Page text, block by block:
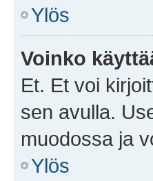
Ylös
Voinko
Et. Et voi
sen avulla.
muodossa ja
Ylös